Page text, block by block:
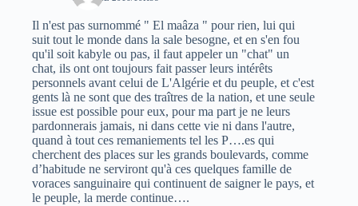
Il n'est pas surnommé " El maâza " pour rien, lui qui
suit tout le monde dans la sale besogne, et en s'en fou
qu'il soit kabyle ou pas, il faut appeler un "chat" un
chat, ils ont ont toujours fait passer leurs intérêts
personnels avant celui de L'Algérie et du peuple, et c'est
gents là ne sont que des traîtres de la nation, et une seule
issue est possible pour eux, pour ma part je ne leurs
pardonnerais jamais, ni dans cette vie ni dans l'autre,
quand à tout ces remaniements tel les P….es qui
cherchent des places sur les grands boulevards, comme
d’habitude ne serviront qu'à ces quelques famille de
voraces sanguinaire qui continuent de saigner le pays, et
le peuple, la merde continue….